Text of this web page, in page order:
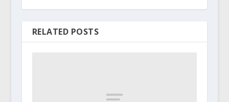
RELATED POSTS